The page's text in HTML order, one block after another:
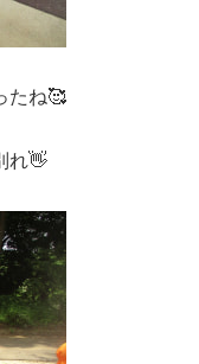
たね🥰
れ👋